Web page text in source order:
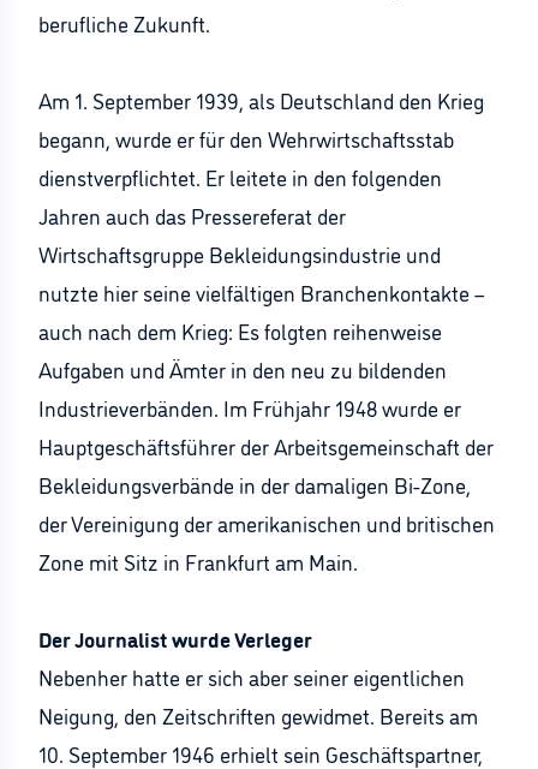
berufliche Zukunft.
Am 1. September 1939, als Deutschland den Krieg
begann, wurde er für den Wehrwirtschaftsstab
dienstverpflichtet. Er leitete in den folgenden
Jahren auch das Pressereferat der
Wirtschaftsgruppe Bekleidungsindustrie und
nutzte hier seine vielfältigen Branchenkontakte –
auch nach dem Krieg: Es folgten reihenweise
Aufgaben und Ämter in den neu zu bildenden
Industrieverbänden. Im Frühjahr 1948 wurde er
Hauptgeschäftsführer der Arbeitsgemeinschaft der
Bekleidungsverbände in der damaligen Bi-Zone,
der Vereinigung der amerikanischen und britischen
Zone mit Sitz in Frankfurt am Main.
Der Journalist wurde Verleger
Nebenher hatte er sich aber seiner eigentlichen
Neigung, den Zeitschriften gewidmet. Bereits am
10. September 1946 erhielt sein Geschäftspartner,